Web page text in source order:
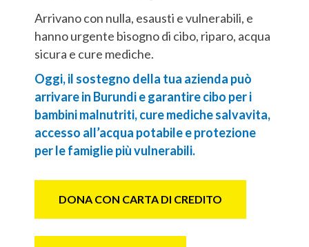
Arrivano con nulla, esausti e vulnerabili, e
hanno urgente bisogno di cibo, riparo, acqua
sicura e cure mediche.
Oggi, il sostegno della tua azienda può
arrivare in Burundi e garantire cibo per i
bambini malnutriti, cure mediche salvavita,
accesso all’acqua potabile e protezione
per le famiglie più vulnerabili.
DONA CON CARTA DI CREDITO